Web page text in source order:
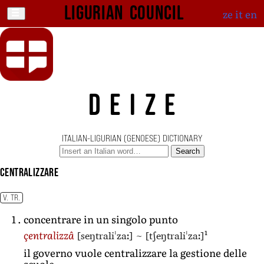
Ligurian Council ze iten
DEIZE
ITALIAN-LIGURIAN (GENOESE) DICTIONARY
Search
centralizzare
V. TR.
concentrare in un singolo punto
çentralizzâ [seŋtraliˈzaː] ~ [tʃeŋtraliˈzaː]1
il governo vuole centralizzare la gestione delle